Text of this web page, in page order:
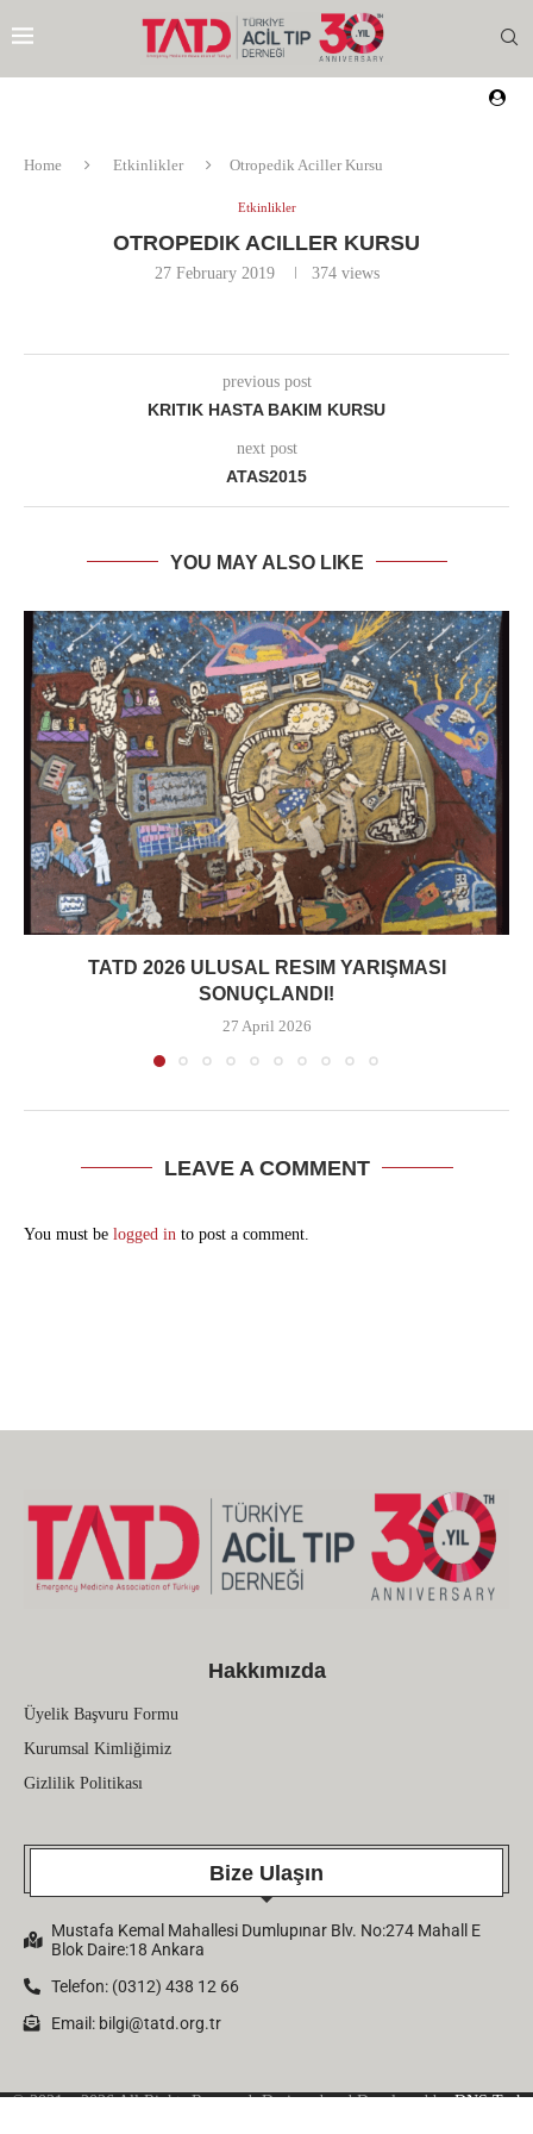
Home Etkinlikler Otropedik Aciller Kursu
Etkinlikler
OTROPEDIK ACILLER KURSU
27 February 2019 374views
previous post
KRITIK HASTA BAKIM KURSU
next post
ATAS2015
YOU MAY ALSO LIKE
TATD 2026 ULUSAL RESIM YARIŞMASI
SONUÇLANDI!
27 April 2026
LEAVE A COMMENT
You must be logged in to post a comment.
Hakkımızda
Üyelik Başvuru Formu
Kurumsal Kimliğimiz
Gizlilik Politikası
Bize Ulaşın
Mustafa Kemal Mahallesi Dumlupınar Blv. No:274 Mahall E
Blok Daire:18 Ankara
Telefon: (0312) 438 12 66
Email: bilgi@tatd.org.tr
© 2021 – 2026 All Rights Reserved. Designed and Developed byDNS Tech